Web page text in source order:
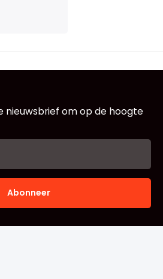
nieuwsbrief om op de hoogte
Abonneer